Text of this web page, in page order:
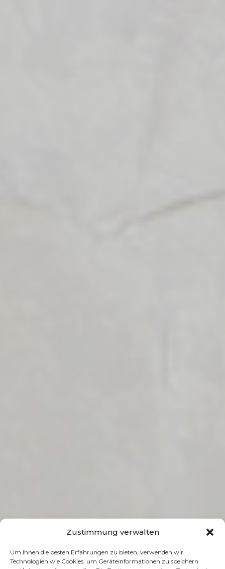
Zustimmung verwalten
Um Ihnen die besten Erfahrungen zu bieten, verwenden wir
Technologien wie Cookies, um Geräteinformationen zu speichern